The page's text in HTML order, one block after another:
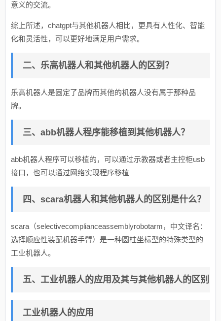
意义的交流。
综上所述，chatgpt与其他机器人相比，更具有人性化、智能
化和灵活性，可以更好地满足用户需求。
二、乐高机器人和其他机器人的区别？
乐高机器人是固定了品牌而其他的机器人没有属于那种品
牌。
三、abb机器人程序能移植到其他机器人？
abb机器人程序可以移植的，可以通过示教器或者主控柜usb
接口，也可以通过网络实现程序移植
四、scara机器人和其他机器人的区别是什么？
scara（selectivecomplianceassemblyrobotarm，中文译名：
选择顺应性装配机器手臂）是一种圆柱坐标型的特殊类型的
工业机器人。
五、工业机器人的应用及其与其他机器人的区别
工业机器人的应用